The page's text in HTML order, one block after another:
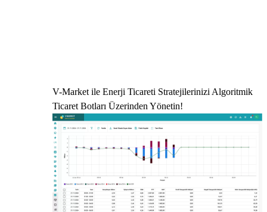
V-Market ile Enerji Ticareti Stratejilerinizi Algoritmik
Ticaret Botları Üzerinden Yönetin!